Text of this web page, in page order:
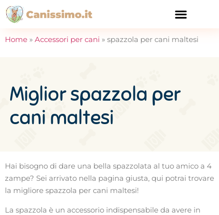
Home » Accessori per cani » spazzola per cani maltesi
Miglior spazzola per
cani maltesi
Hai bisogno di dare una bella spazzolata al tuo amico a 4
zampe? Sei arrivato nella pagina giusta, qui potrai trovare
la migliore spazzola per cani maltesi!
La spazzola è un accessorio indispensabile da avere in